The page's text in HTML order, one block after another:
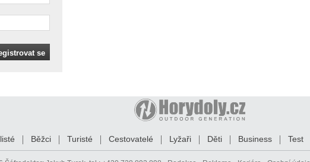
se
Běžci Turisté Cestovatelé Lyžaři Děti Business Test